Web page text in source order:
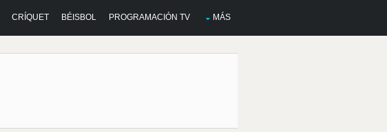
CRÍQUET BÉISBOL PROGRAMACIÓN TV MÁS